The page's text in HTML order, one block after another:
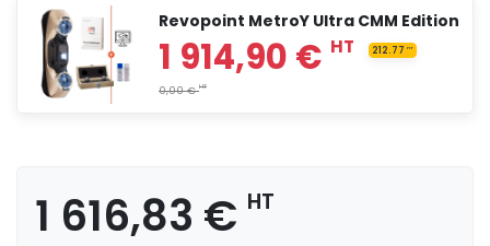
Revopoint MetroY Ultra CMM Edition
1 616,83 € HT